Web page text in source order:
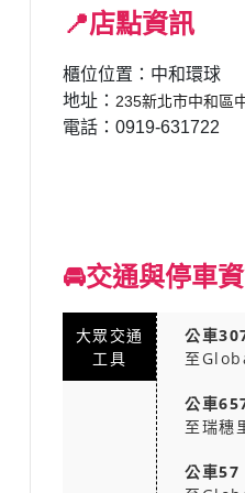
📍店點資訊
櫃位位置：中和環球
地址： 235新北市中和區
電話：0919-631722
🚘交通與停車
大眾交通
工具
公車
至
公車
至瑞穗
公車57